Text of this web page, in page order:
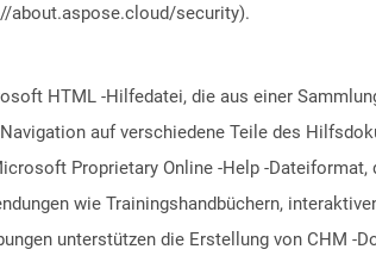
about.aspose.cloud/security).
HTML -Hilfedatei, die aus einer
auf verschiedene Teile des
Proprietary Online -Help -
wie Trainingshandbüchern,
unterstützen die Erstellung von CHM -